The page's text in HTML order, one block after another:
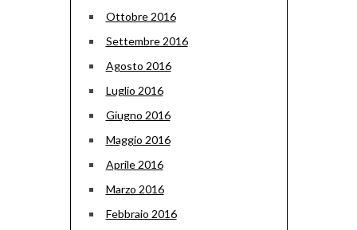
Ottobre 2016
Settembre 2016
Agosto 2016
Luglio 2016
Giugno 2016
Maggio 2016
Aprile 2016
Marzo 2016
Febbraio 2016